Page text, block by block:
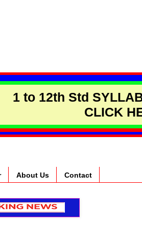
1 to 12th Std
CLICK
About Us Contact